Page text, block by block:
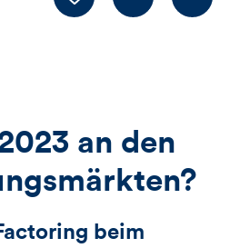
an den
beim